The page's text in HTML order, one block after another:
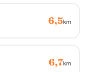
6,5km
6,7km